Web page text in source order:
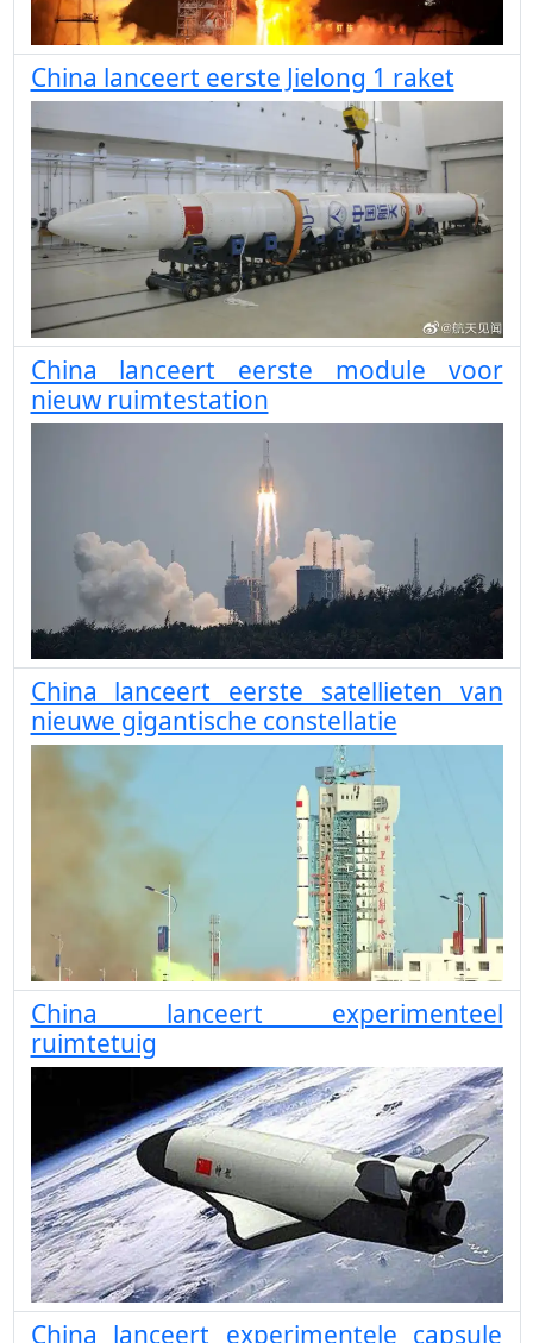
China lanceert eerste Jielong 1 raket
China lanceert eerste module voor
nieuw ruimtestation
China lanceert eerste satellieten van
nieuwe gigantische constellatie
China lanceert experimenteel
ruimtetuig
China lanceert experimentele capsule